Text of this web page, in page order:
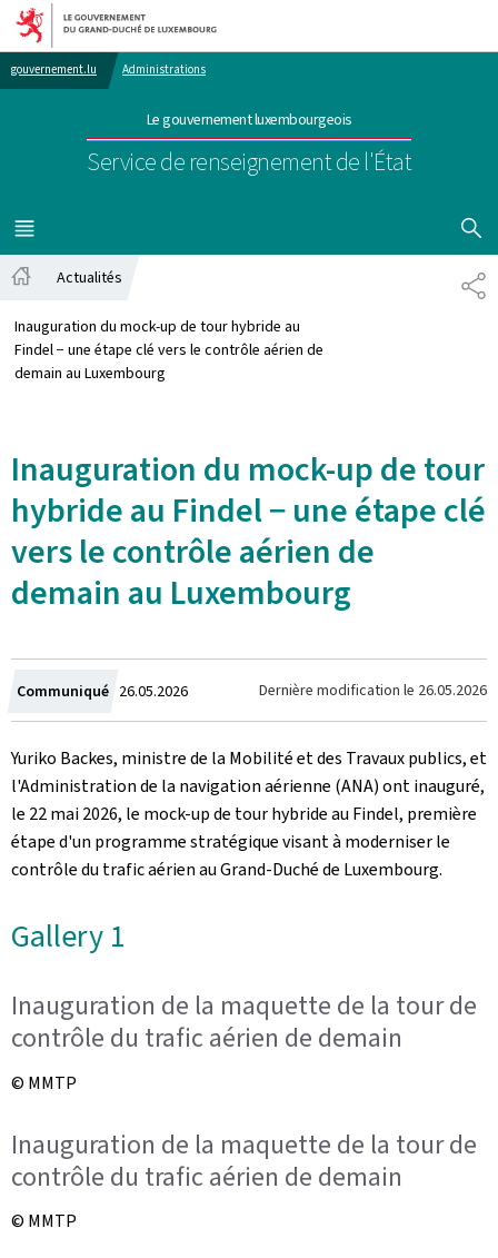
Aller au menu principal
Aller au contenu
gouvernement.lu Administrations
Le gouvernement luxembourgeois
Service de renseignement de l'État
MENU
PRINCIPAL
Actualités
Inauguration du mock-up de tour hybride au
Findel − une étape clé vers le contrôle aérien de
demain au Luxembourg
Inauguration du mock-up de tour
hybride au Findel − une étape clé
vers le contrôle aérien de
demain au Luxembourg
Communiqué Crée
le
26.05.2026 Dernière modification le 26.05.2026
Yuriko Backes, ministre de la Mobilité et des Travaux publics, et
l'Administration de la navigation aérienne (ANA) ont inauguré,
le 22 mai 2026, le mock-up de tour hybride au Findel, première
étape d'un programme stratégique visant à moderniser le
contrôle du trafic aérien au Grand-Duché de Luxembourg.
Gallery 1
Inauguration de la maquette de la tour de
contrôle du trafic aérien de demain
© MMTP
Inauguration de la maquette de la tour de
contrôle du trafic aérien de demain
© MMTP